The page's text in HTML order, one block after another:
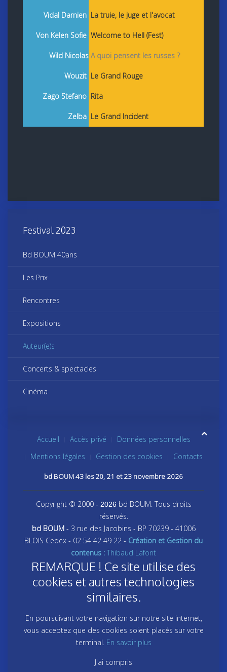
Vidal Damien La truie, le juge et l'avocat
Von Kelen Sofie Welcome to Hell (Fest)
Wild Nicolas A quoi pensent les russes ?
Wouzit Le Grand Rouge
Zago Stefano Rita
Zelba Le Grand Incident
Festival 2023
Bd BOUM 40ans
Les Prix
Rencontres
Expositions
Auteur(e)s
Concerts & spectacles
Cinéma
Accueil Accès privé
Données personnelles
Mentions légales
Gestion des cookies Contacts
bd BOUM 43 les 20, 21 et 23 novembre 2026
Copyright © 2000- 2026 bd BOUM. Tous droits
réservés.
bd BOUM- 3 rue des Jacobins - BP 70239 - 41006
BLOIS Cedex - 02 54 42 49 22 - Création et Gestion du
contenus : Thibaud Lafont
REMARQUE ! Ce site utilise des
cookies et autres technologies
similaires.
En poursuivant votre navigation sur notre site internet,
vous acceptez que des cookies soient placés sur votre
terminal. En savoir plus
J'ai compris